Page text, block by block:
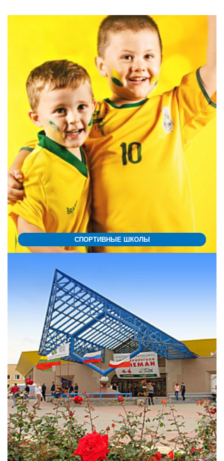
СПОРТИВНЫЕ ШКОЛЫ